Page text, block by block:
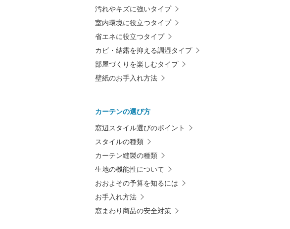
汚れやキズに強いタイプ
室内環境に役立つタイプ
省エネに役立つタイプ
カビ・結露を抑える調湿タイプ
部屋づくりを楽しむタイプ
壁紙のお手入れ方法
カーテンの選び方
窓辺スタイル選びのポイント
スタイルの種類
カーテン縫製の種類
生地の機能性について
おおよその予算を知るには
お手入れ方法
窓まわり商品の安全対策